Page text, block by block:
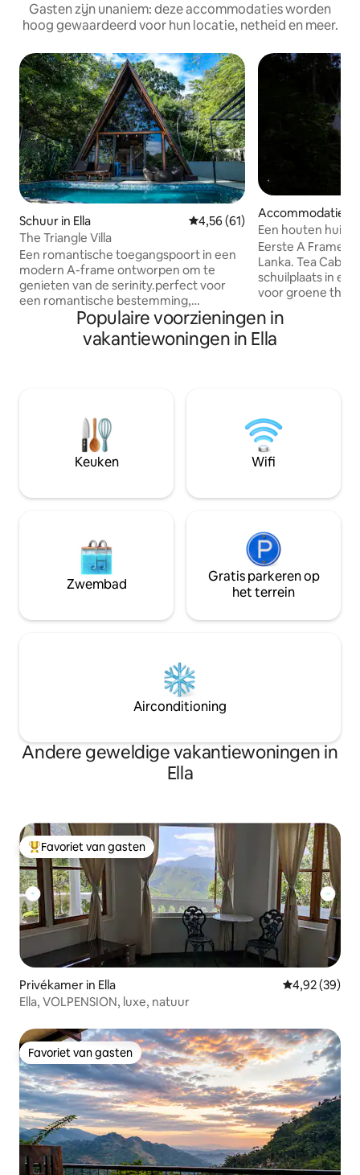
Gasten zijn unaniem: deze accommodaties worden
hoog gewaardeerd voor hun locatie, netheid en meer.
Schuur in Ella Gemiddelde beoordeling van
4,56 (61)
The Triangle Villa
Een romantische toegangspoort in een
modern A-frame ontworpen om te
genieten van de serinity.perfect voor
een romantische bestemming,
vrienden, familie. Het prachtige
privézwembad, de ruime woonkamer en
de slaapkamers met uitzicht op de
met twee verdiepingen, waaronder
twee bedden, twee badkamers en een
ruime woon- en eetruimtes die geschikt
zijn voor een stel, een paar vrienden of
Accommodatie in
Een houten
theehuisjes
Eerste A Frame-
Lanka. Tea Cabins is je perfecte
schuilplaats in
voor groene
afgelegen, onze
cabine nooit te
ontmoeten! Geniet van de unieke
Nine Arch Bridge. Dit is je perfecte
schuilplaats om
drukte van het
Populaire voorzieningen in
vakantiewoningen in Ella
Keuken Wifi
Zwembad
Gratis parkeren op
het terrein
Airconditioning
Andere geweldige vakantiewoningen in
Ella
Topfavoriet van gasten
Favoriet van gasten
Privékamer in Ella Gemiddelde
4,92 (39)
Ella, VOLPENSION, luxe, natuur
Favoriet van gasten
Favoriet van gasten